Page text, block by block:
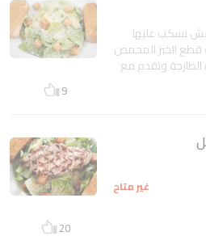
نسكب عليها
قطع الخبز المحمص
الطازجة وتقدم مع
9
غير متاح
20